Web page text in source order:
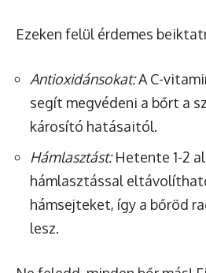
Ezeken felül érdemes
Antioxidánsokat:A C-
segít megvédeni a bőrt a
károsító hatásaitól.
Hámlasztást:Hetente 1-2
hámlasztással
hámsejteket, így a bőröd
lesz.